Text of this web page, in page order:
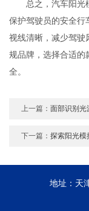
总之，汽车阳光模
保护驾驶员的安全行
视线清晰，减少驾驶
规品牌，选择合适的
全。
上一篇：面部识别光
下一篇：探索阳光模
地址：天